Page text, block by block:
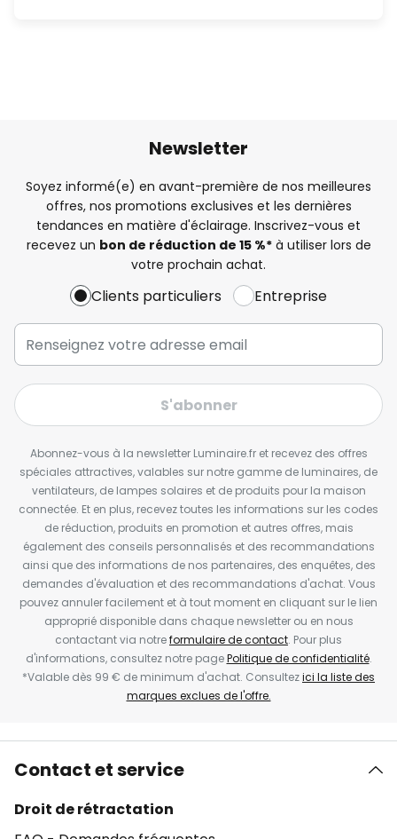
Newsletter
Soyez informé(e) en avant-première de nos meilleures
offres, nos promotions exclusives et les dernières
tendances en matière d'éclairage. Inscrivez-vous et
recevez un bon de réduction de 15 %*à utiliser lors de
votre prochain achat.
Clients particuliers Entreprise
S'abonner
Abonnez-vous à la newsletter Luminaire.fr et recevez des offres
spéciales attractives, valables sur notre gamme de luminaires, de
ventilateurs, de lampes solaires et de produits pour la maison
connectée. Et en plus, recevez toutes les informations sur les codes
de réduction, produits en promotion et autres offres, mais
également des conseils personnalisés et des recommandations
ainsi que des informations de nos partenaires, des enquêtes, des
demandes d'évaluation et des recommandations d'achat. Vous
pouvez annuler facilement et à tout moment en cliquant sur le lien
approprié disponible dans chaque newsletter ou en nous
contactant via notreformulaire de contact. Pour plus
d'informations, consultez notre pagePolitique de confidentialité.
*Valable dès 99 € de minimum d'achat. Consultezici la liste des
marques exclues de l'offre.
Contact et service
Droit de rétractation